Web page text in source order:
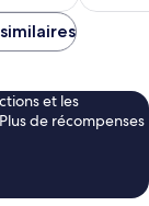
de
et les
de récompenses